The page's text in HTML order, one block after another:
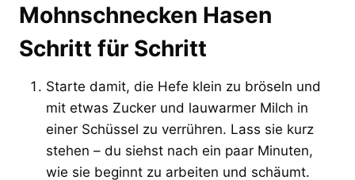
Mohnschnecken Hasen
Schritt für Schritt
Starte damit, die Hefe klein zu bröseln und
mit etwas Zucker und lauwarmer Milch in
einer Schüssel zu verrühren. Lass sie kurz
stehen – du siehst nach ein paar Minuten,
wie sie beginnt zu arbeiten und schäumt.